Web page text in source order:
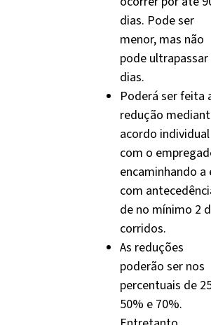
dias. Pode ser
menor, mas não
pode ultrapassar
dias.
Poderá ser feita
redução
acordo individual
com o
encaminhando a
com
de no mínimo 2
corridos.
As reduções
poderão ser nos
percentuais de
50% e 70%.